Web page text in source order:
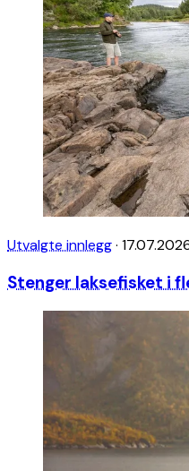
Utvalgte innlegg·
Stenger laksefisket i